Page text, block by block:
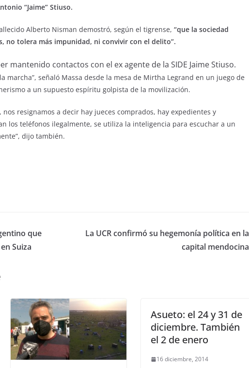
“Jaime” Stiuso.
Alberto Nisman demostró, según el tigrense, “que la sociedad
no tolera más impunidad, ni convivir con el delito”.
mantenido contactos con el ex agente de la SIDE Jaime Stiuso.
marcha”, señaló Massa desde la mesa de Mirtha Legrand en un juego de
a un supuesto espíritu golpista de la movilización.
resignamos a decir hay jueces comprados, hay expedientes y
los teléfonos ilegalmente, se utiliza la inteligencia para escuchar a un
dijo también.
que
Suiza
La UCR confirmó su hegemonía política en la
capital mendocina
Asueto: el 24 y 31 de
diciembre. También
el 2 de enero
16 diciembre, 2014